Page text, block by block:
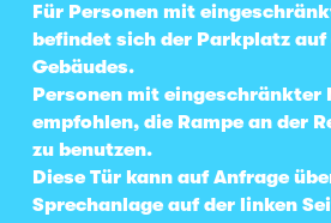
Für Personen mit
befindet sich der Parkplatz auf
Gebäudes.
Personen mit
empfohlen, die Rampe an der
zu benutzen.
Diese Tür kann auf Anfrage
Sprechanlage auf der linken